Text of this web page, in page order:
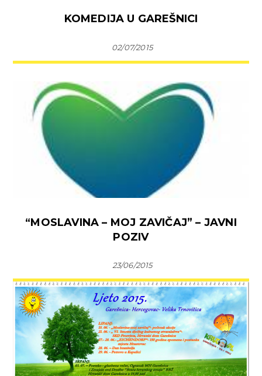
KOMEDIJA U GAREŠNICI
02/07/2015
“MOSLAVINA – MOJ ZAVIČAJ” – JAVNI
POZIV
23/06/2015